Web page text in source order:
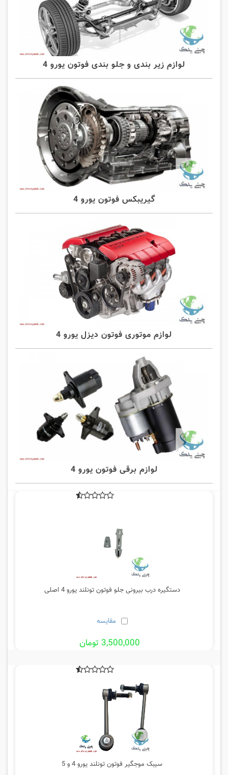
لوازم زیر بندی و جلو بندی فوتون یورو 4
گیریبکس فوتون یورو 4
لوازم موتوری فوتون دیزل یورو 4
لوازم برقی فوتون یورو 4
دستگیره درب بیرونی جلو فوتون تونلند یورو 4 اصلی
مقایسه
3,500,000 تومان
سیبک موجگیر فوتون تونلند یورو 4 و 5